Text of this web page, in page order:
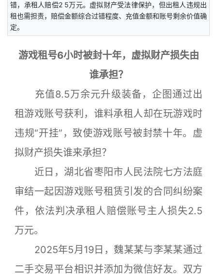
错，承租人赔偿2 5万元。虚拟财产受法律保护，但出租人违规出
租也需担责，赔偿金额综合过错程度、充值金额和账号剩余价值确
定。
游戏租号6小时被封十年，虚拟财产损失由
谁承担？
充值8.5万余元升级装备，企图通过出
租游戏账号获利，谁料承租人却在玩游戏时
违规“开挂”，致使游戏账号被封禁十年。虚
拟财产损失谁来承担？
近日，湖北省枣阳市人民法院七方法庭
审结一起因游戏账号租赁引发的合同纠纷案
件，依法判决承租人赔偿账号主人损失2.5
万元。
2025年5月19日，魏某某与李某某通过
二手交易平台相识并添加为微信好友。双方